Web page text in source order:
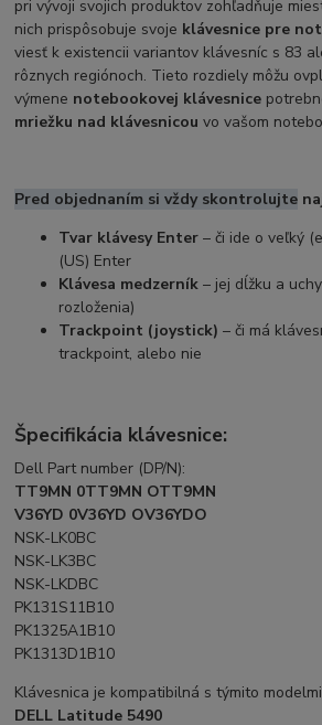
pri vývoji svojich produktov zohľadňuje
nich prispôsobuje svoje klávesnice pre
viesť k existencii variantov klávesníc s 83
rôznych regiónoch. Tieto rozdiely môžu
výmene notebookovej klávesnice
mriežku nad klávesnicou vo vašom
Pred objednaním si vždy skontrolujte
Tvar klávesy Enter – či ide o veľký
(US) Enter
Klávesa medzerník – jej dĺžku a
rozloženia)
Trackpoint (joystick) – či má
trackpoint, alebo nie
Špecifikácia klávesnice:
Dell Part number (DP/N):
TT9MN 0TT9MN OTT9MN
V36YD 0V36YD OV36YDO
NSK-LK0BC
NSK-LK3BC
NSK-LKDBC
PK131S11B10
PK1325A1B10
PK1313D1B10
Klávesnica je kompatibilná s týmito
DELL Latitude 5490